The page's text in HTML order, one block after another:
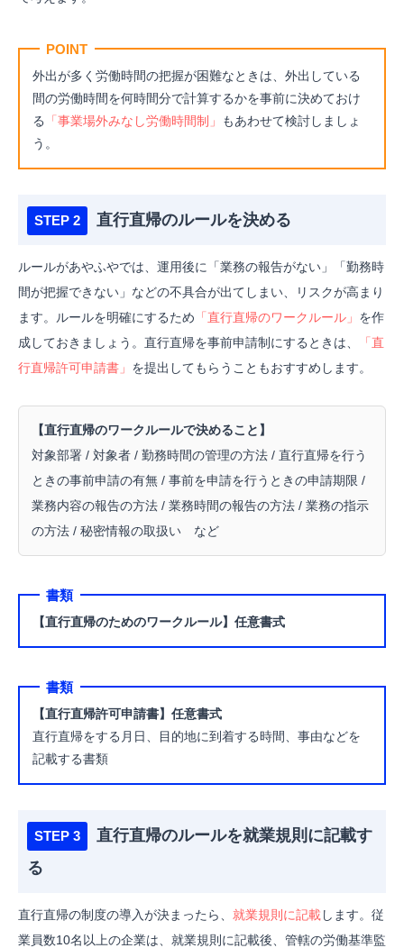
POINT
外出が多く労働時間の把握が困難なときは、外出している
間の労働時間を何時間分で計算するかを事前に決めておけ
る
「事業場外みなし労働時間制」
もあわせて検討しましょ
う。
直行直帰のルールを決める
ルールがあやふやでは、運用後に「業務の報告がない」「勤務時
間が把握できない」などの不具合が出てしまい、リスクが高まり
ます。ルールを明確にするため 「直行直帰のワークルール 」 を作
成しておきましょう。 直行直帰を事前申請制にするときは、
「直
行直帰許可申請書」 を提出してもらうこともおすすめします。
【直行直帰のワークルールで決めること】
対象部署 / 対象者 / 勤務時間の管理の方法 / 直行直帰を行う
ときの事前申請の有無 / 事前を申請を行うときの申請期限 /
業務内容の報告の方法 / 業務時間の報告の方法 / 業務の指示
の方法 / 秘密情報の取扱い など
書類
【直行直帰のためのワークルール】任意書式
書類
【直行直帰許可申請書】任意書式
直行直帰をする月日、目的地に到着する時間、事由などを
記載する書類
直行直帰のルールを就業規則に記載す
る
直行直帰の制度の導入が決まったら、 就業規則に記載 します。 従
業員数10名以上の企業は、就業規則に記載後、管轄の労働基準監